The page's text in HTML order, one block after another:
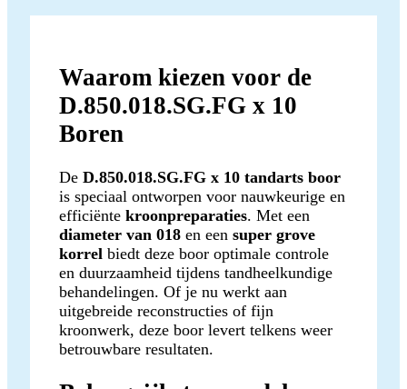
Waarom kiezen voor de
D.850.018.SG.FG x 10
Boren
De D.850.018.SG.FG x 10 tandarts boor
is speciaal ontworpen voor nauwkeurige en
efficiënte kroonpreparaties. Met een
diameter van 018 en een super grove
korrel biedt deze boor optimale controle
en duurzaamheid tijdens tandheelkundige
behandelingen. Of je nu werkt aan
uitgebreide reconstructies of fijn
kroonwerk, deze boor levert telkens weer
betrouwbare resultaten.